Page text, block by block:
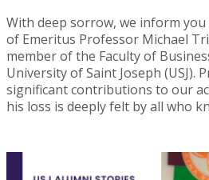
With deep sorrow, we inform
of Emeritus Professor Michael
member of the Faculty of
University of Saint Joseph (USJ).
significant contributions to our
his loss is deeply felt by all who